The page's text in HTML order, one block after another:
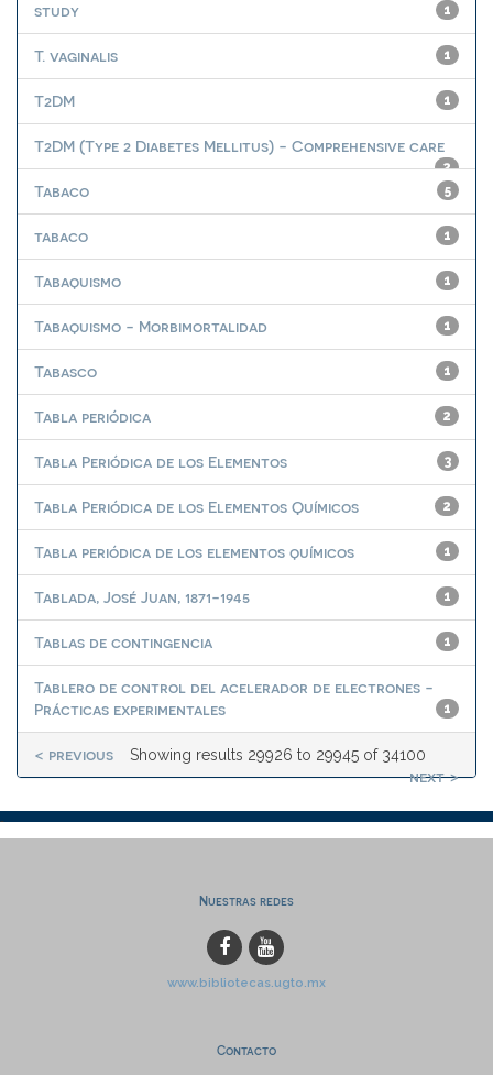
study
1
T. vaginalis 1
T2DM 1
T2DM (Type 2 Diabetes Mellitus) - Comprehensive care
2
Tabaco 5
tabaco 1
Tabaquismo 1
Tabaquismo - Morbimortalidad 1
Tabasco 1
Tabla periódica 2
Tabla Periódica de los Elementos 3
Tabla Periódica de los Elementos Químicos 2
Tabla periódica de los elementos químicos 1
Tablada, José Juan, 1871-1945 1
Tablas de contingencia 1
Tablero de control del acelerador de electrones -
Prácticas experimentales
1
Showing results 29926 to 29945 of 34100
< previous
next >
Nuestras redes
www.bibliotecas.ugto.mx
Contacto